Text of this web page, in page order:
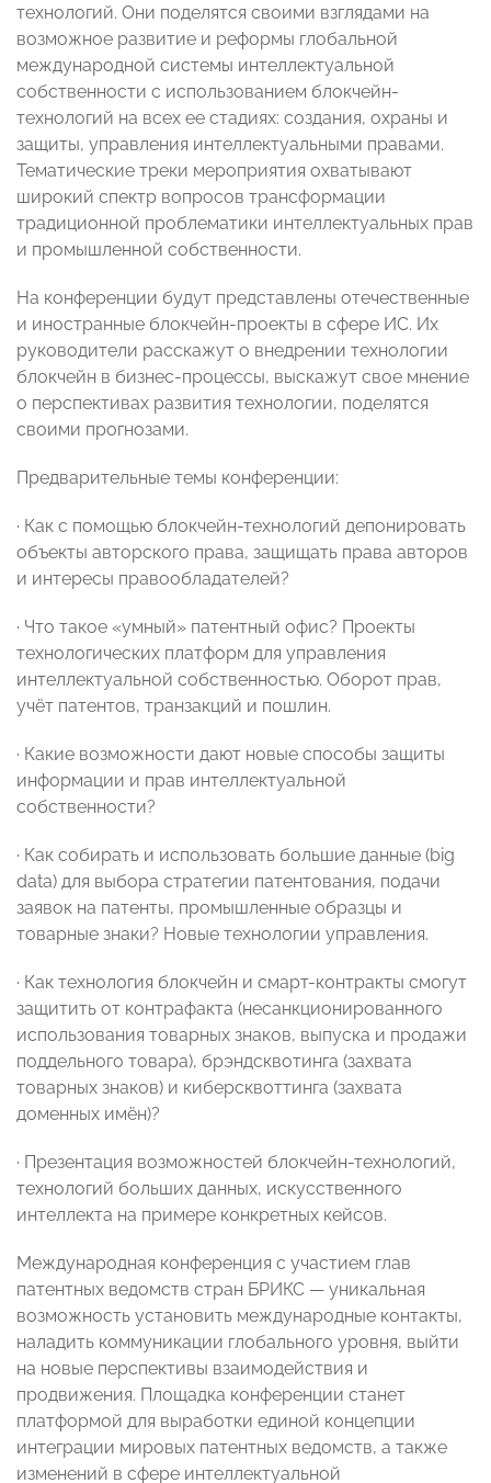
технологий. Они поделятся своими взглядами на
возможное развитие и реформы глобальной
международной системы интеллектуальной
собственности с использованием блокчейн-
технологий на всех ее стадиях: создания, охраны и
защиты, управления интеллектуальными правами.
Тематические треки мероприятия охватывают
широкий спектр вопросов трансформации
традиционной проблематики интеллектуальных прав
и промышленной собственности.
На конференции будут представлены отечественные
и иностранные блокчейн-проекты в сфере ИС. Их
руководители расскажут о внедрении технологии
блокчейн в бизнес-процессы, выскажут свое мнение
о перспективах развития технологии, поделятся
своими прогнозами.
Предварительные темы конференции:
· Как с помощью блокчейн-технологий депонировать
объекты авторского права, защищать права авторов
и интересы правообладателей?
· Что такое «умный» патентный офис? Проекты
технологических платформ для управления
интеллектуальной собственностью. Оборот прав,
учёт патентов, транзакций и пошлин.
· Какие возможности дают новые способы защиты
информации и прав интеллектуальной
собственности?
· Как собирать и использовать большие данные (big
data) для выбора стратегии патентования, подачи
заявок на патенты, промышленные образцы и
товарные знаки? Новые технологии управления.
· Как технология блокчейн и смарт-контракты смогут
защитить от контрафакта (несанкционированного
использования товарных знаков, выпуска и продажи
поддельного товара), брэндсквотинга (захвата
товарных знаков) и киберсквоттинга (захвата
доменных имён)?
· Презентация возможностей блокчейн-технологий,
технологий больших данных, искусственного
интеллекта на примере конкретных кейсов.
Международная конференция с участием глав
патентных ведомств стран БРИКС — уникальная
возможность установить международные контакты,
наладить коммуникации глобального уровня, выйти
на новые перспективы взаимодействия и
продвижения. Площадка конференции станет
платформой для выработки единой концепции
интеграции мировых патентных ведомств, а также
изменений в сфере интеллектуальной